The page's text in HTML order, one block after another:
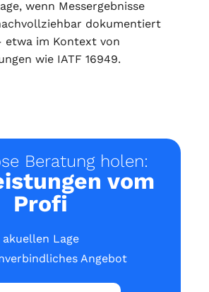
wenn Messergebnisse
dokumentiert
etwa im Kontext von
wie IATF 16949.
Beratung holen:
vom
Profi
Lage
Angebot